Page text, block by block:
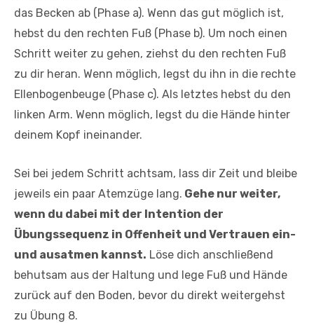
das Becken ab (Phase a). Wenn das gut möglich ist,
hebst du den rechten Fuß (Phase b). Um noch einen
Schritt weiter zu gehen, ziehst du den rechten Fuß
zu dir heran. Wenn möglich, legst du ihn in die rechte
Ellenbogenbeuge (Phase c). Als letztes hebst du den
linken Arm. Wenn möglich, legst du die Hände hinter
deinem Kopf ineinander.
Sei bei jedem Schritt achtsam, lass dir Zeit und bleibe
jeweils ein paar Atemzüge lang. Gehe nur weiter,
wenn du dabei mit der Intention der
Übungssequenz in Offenheit und Vertrauen ein-
und ausatmen kannst. Löse dich anschließend
behutsam aus der Haltung und lege Fuß und Hände
zurück auf den Boden, bevor du direkt weitergehst
zu Übung 8.